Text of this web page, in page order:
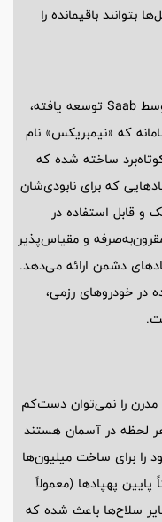
بتوانند باقیمانده را
اما یک سامانه جدید مقابله با پهپاد که توسط Saab توسعه یافته،
که «نیمبریکس» نام
ساخته شده که
که برای نابودی‌شان
قابل استفاده در
و مقیاس‌پذیر
دشمن ارائه می‌دهد.
در خودروهای رزمی،
مدرن را نمی‌توان دست‌کم
لحظه در آسمان هستند
را برای ساخت میلیون‌ها
پهپادها (معمولاً
با سایر سلاح‌ها باعث شده که